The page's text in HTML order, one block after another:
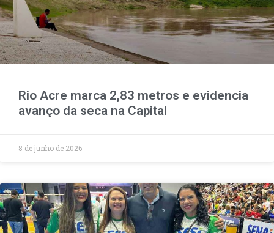
Rio Acre marca 2,83 metros e evidencia
avanço da seca na Capital
8 de junho de 2026